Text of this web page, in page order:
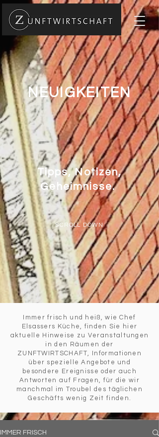
NEUIGKEITEN
Tipps, Notizen,
Geheimnisse.
SCROLL DOWN
Immer frisch und heiß, wie Chef
Elsassers Küche, finden Sie hier
aktuelle Hinweise zu Veranstaltungen
in den Räumen der
ZUNFTWIRTSCHAFT, Informationen
über spezielle Angebote und
besondere Ereignisse oder auch
Antworten auf Fragen, für die wir
manchmal im Troubel des täglichen
Geschäfts wenig Zeit finden.
IMMER FRISCH